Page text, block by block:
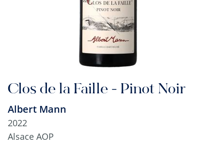
Clos de la Faille - Pinot Noir
Albert Mann
2022
Alsace AOP